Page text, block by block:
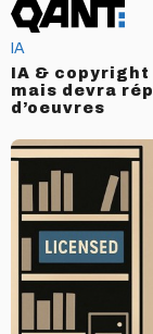
IA
IA &
mais devra
d’oeuvres